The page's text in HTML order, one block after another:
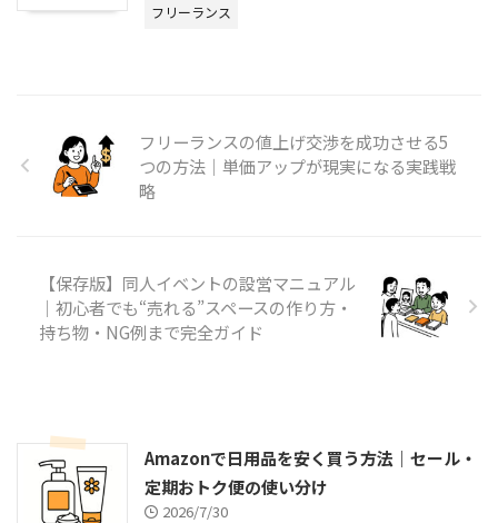
フリーランス
フリーランスの値上げ交渉を成功させる5
つの方法｜単価アップが現実になる実践戦
略
【保存版】同人イベントの設営マニュアル
｜初心者でも“売れる”スペースの作り方・
持ち物・NG例まで完全ガイド
Amazonで日用品を安く買う方法｜セール・
定期おトク便の使い分け
2026/7/30